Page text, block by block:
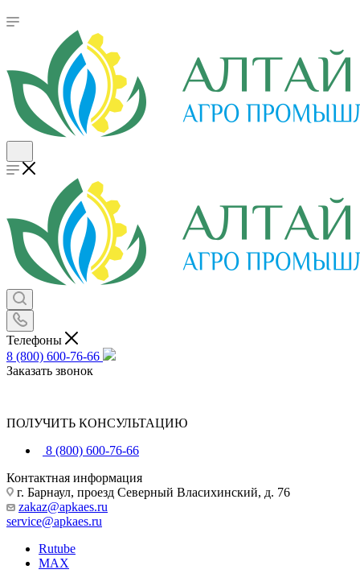
Телефоны
8 (800) 600-76-66
Заказать звонок
ПОЛУЧИТЬ КОНСУЛЬТАЦИЮ
8 (800) 600-76-66
Контактная информация
г. Барнаул, проезд Северный Власихинский, д. 76
zakaz@apkaes.ru
service@apkaes.ru
Rutube
MAX